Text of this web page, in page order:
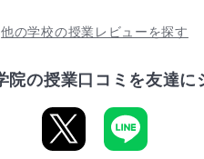
他の学校の授業レビューを探す
院の授業口コミを友達に